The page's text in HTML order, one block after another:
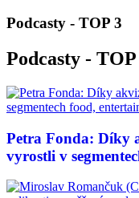
Podcasty - TOP 3
Podcasty - TOP
Petra Fonda: Díky
vyrostli v